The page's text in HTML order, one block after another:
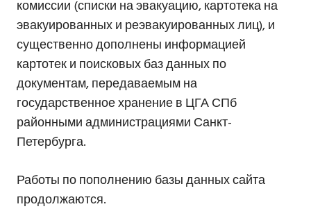
комиссии (списки на эвакуацию, картотека на
эвакуированных и реэвакуированных лиц), и
существенно дополнены информацией
картотек и поисковых баз данных по
документам, передаваемым на
государственное хранение в ЦГА СПб
районными администрациями Санкт-
Петербурга.
Работы по пополнению базы данных сайта
продолжаются.